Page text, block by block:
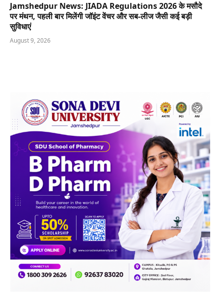
Jamshedpur News: JIADA Regulations 2026 के मसौदे
पर मंथन, पहली बार मिलेंगी जॉइंट वेंचर और सब-लीज जैसी कई बड़ी
सुविधाएं
August 9, 2026